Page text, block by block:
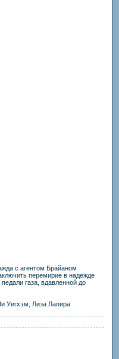
с агентом Брайаном
перемирие в надежде
газа, вдавленной до
Уигхэм, Лиза Лапира